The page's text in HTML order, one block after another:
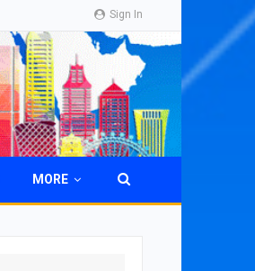
Sign In
MORE